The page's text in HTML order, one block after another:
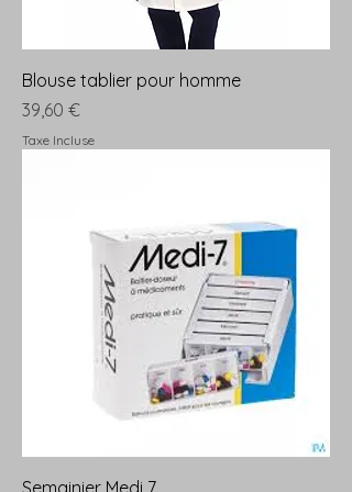
Blouse tablier pour homme
Prix
39,60 €
Taxe Incluse
Semainier Medi 7